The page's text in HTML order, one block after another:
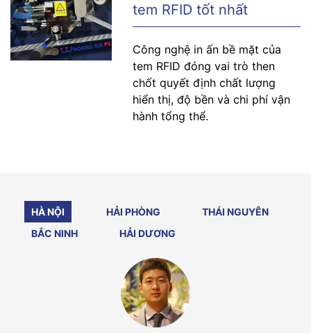
tem RFID tốt nhất
Công nghệ in ấn bề mặt của
tem RFID đóng vai trò then
chốt quyết định chất lượng
hiển thị, độ bền và chi phí vận
hành tổng thể.
HÀ NỘI HẢI PHÒNG
THÁI NGUYÊN
BẮC NINH
HẢI DƯƠNG